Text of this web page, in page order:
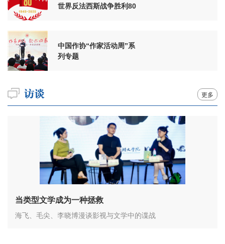
世界反法西斯战争胜利80
中国作协“作家活动周”系
列专题
更多
当类型文学成为一种拯救
海飞、毛尖、李晓博漫谈影视与文学中的谍战